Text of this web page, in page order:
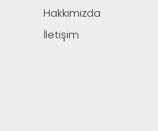
Hakkımızda
İletişim